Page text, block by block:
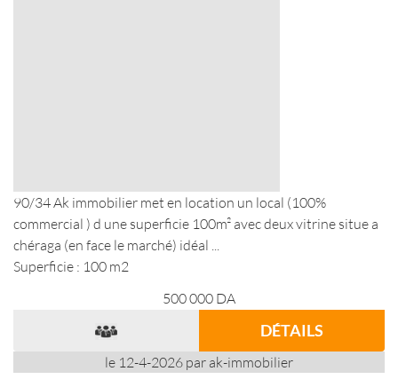
90/34 Ak immobilier met en location un local (100%
commercial ) d une superficie 100m² avec deux vitrine situe a
chéraga (en face le marché) idéal ...
Superficie : 100 m2
500 000 DA
DÉTAILS
le 12-4-2026 par ak-immobilier